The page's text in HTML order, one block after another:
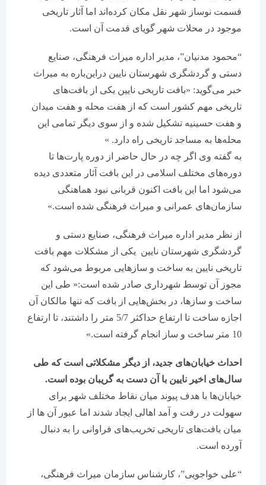
قسمت نوساز شهر نقل مکان کرده‌اند اما آثار تاریخی
موجود در محلات شهر گویای قدمت آن است.
“محمود مدنیان”، مدیر اداره میراث فرهنگی، صنایع
دستی و گردشگری شهرستان نایین دراین‌باره به میراث
خبر می‌گوید: «بافت تاریخی نایین یکی از بافت‌های
تاریخی مهم کشور است که از هفت محله و هفت میدان
و هفت حسینیه تشکیل شده و از سوی دیگر تمامی این
محله‌ها به مساجد تاریخی راه دارد. »
به گفته وی اگر چه در حال حاضر از دوره پارت‌ها تا
دوره‌های مختلف اسلامی در این بافت آثار متعددی دیده
می‌شود اما این بافت اکنون قربانی نبود هماهنگی
سازمان‌های عمرانی و میراث فرهنگی شده است.»
از نظر مدیر اداره میراث فرهنگی، صنایع دستی و
گردشگری شهرستان نایین یکی از مشکلات مهم بافت
تاریخی نایین به ساخت و سازهایی مربوط می‌شود که
مجوز آن توسط شهرداری صادر شده است:« طی این
ساخت و سازها، در بخش‌هایی از بافت که تنها مالکان آن
اجازه ساخت تا ارتفاع حداکثر 5/7 متر را داشتند، تا ارتفاع
احداث خیابان‌های جدید، از دیگر مشکلاتی است که طی
سال‌های اخیر نایین با آن دست به گریبان بوده است.
خیابان‌ها با هدف پیوند میان نقاط مختلف شهر برای
سهولت در رفت و آمد اهالی ایجاد شدند اما عبور آن ها از
میان بافت‌های تاریخی تخریب‌های فراوانی را به دنبال
آورده است.
“علی خواجویی”، کارشناس سازمان میراث فرهنگی،